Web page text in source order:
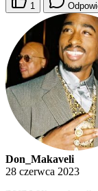
1
Don_Makaveli
28 czerwca 2023